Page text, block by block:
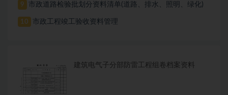
9 市政道路检验批划分资料清单(道路、排水、照明、绿化)
10 市政工程竣工验收资料管理
建筑电气子分部防雷工程组卷档案资料